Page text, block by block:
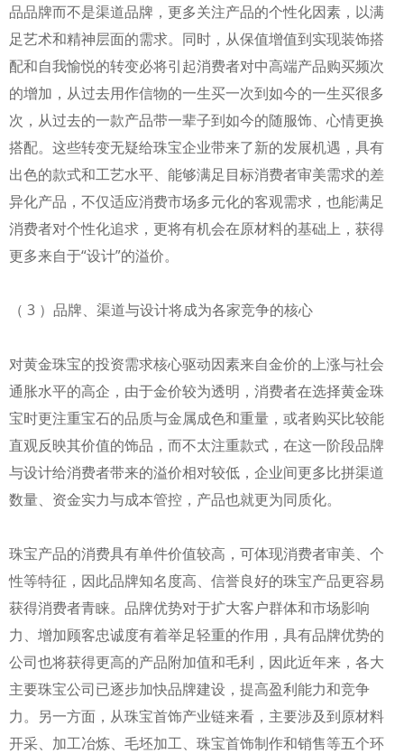
品品牌而不是渠道品牌，更多关注产品的个性化因素，以满
足艺术和精神层面的需求。同时，从保值增值到实现装饰搭
配和自我愉悦的转变必将引起消费者对中高端产品购买频次
的增加，从过去用作信物的一生买一次到如今的一生买很多
次，从过去的一款产品带一辈子到如今的随服饰、心情更换
搭配。这些转变无疑给珠宝企业带来了新的发展机遇，具有
出色的款式和工艺水平、能够满足目标消费者审美需求的差
异化产品，不仅适应消费市场多元化的客观需求，也能满足
消费者对个性化追求，更将有机会在原材料的基础上，获得
更多来自于“设计”的溢价。
（ 3 ）品牌、渠道与设计将成为各家竞争的核心
对黄金珠宝的投资需求核心驱动因素来自金价的上涨与社会
通胀水平的高企，由于金价较为透明，消费者在选择黄金珠
宝时更注重宝石的品质与金属成色和重量，或者购买比较能
直观反映其价值的饰品，而不太注重款式，在这一阶段品牌
与设计给消费者带来的溢价相对较低，企业间更多比拼渠道
数量、资金实力与成本管控，产品也就更为同质化。
珠宝产品的消费具有单件价值较高，可体现消费者审美、个
性等特征，因此品牌知名度高、信誉良好的珠宝产品更容易
获得消费者青睐。品牌优势对于扩大客户群体和市场影响
力、增加顾客忠诚度有着举足轻重的作用，具有品牌优势的
公司也将获得更高的产品附加值和毛利，因此近年来，各大
主要珠宝公司已逐步加快品牌建设，提高盈利能力和竞争
力。另一方面，从珠宝首饰产业链来看，主要涉及到原材料
开采、加工冶炼、毛坯加工、珠宝首饰制作和销售等五个环